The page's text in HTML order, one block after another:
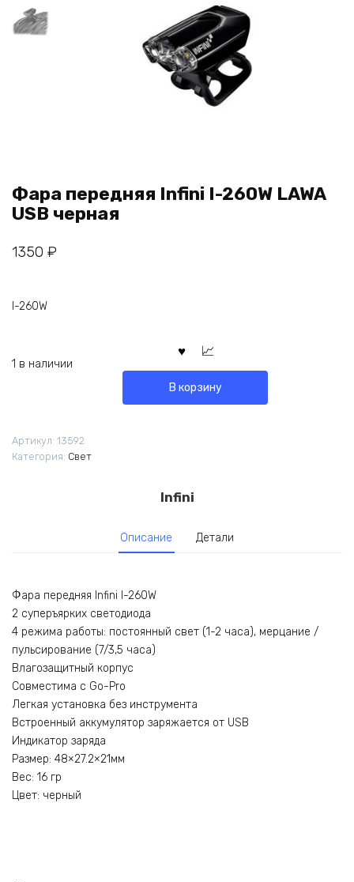
Фара передняя Infini I-260W LAWA
USB черная
1350 ₽
I-260W
1 в наличии
В корзину
Артикул: 13592
Категория: Свет
Infini
Описание Детали
Фара передняя Infini I-260W
2 суперъярких светодиода
4 режима работы: постоянный свет (1-2 часа), мерцание /
пульсирование (7/3,5 часа)
Влагозащитный корпус
Совместима с Go-Pro
Легкая установка без инструмента
Встроенный аккумулятор заряжается от USB
Индикатор заряда
Размер: 48×27.2×21мм
Вес: 16 гр
Цвет: черный